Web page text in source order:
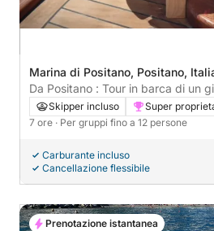
Marina di Positano, Positano,
Da Positano : Tour in barca di un
Costiera Amalfitana: naviga lungo
comodità e stile
Skipper incluso Super
7 ore · Per gruppi fino a 12 persone
Carburante incluso
Cancellazione flessibile
Prenotazione istantanea